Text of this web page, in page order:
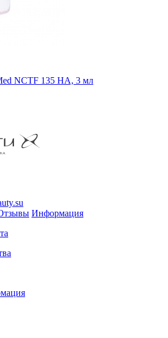
NCTF 135 HA, 3 мл
Информация